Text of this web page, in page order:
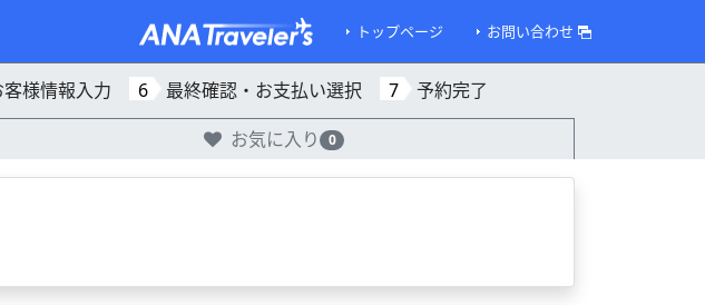
トップページ お問い合わせ
客様情報入力 6 最終確認・お支払い選択 7
予約完了
お気に入り
0